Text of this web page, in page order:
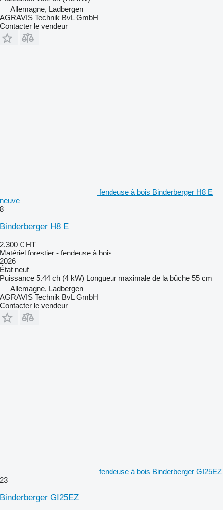
Allemagne, Ladbergen
AGRAVIS Technik BvL GmbH
Contacter le vendeur
fendeuse à bois Binderberger H8 E
neuve
8
Binderberger H8 E
2.300 € HT
Matériel forestier - fendeuse à bois
2026
État neuf
Puissance 5.44 ch (4 kW) Longueur maximale de la bûche 55 cm
Allemagne, Ladbergen
AGRAVIS Technik BvL GmbH
Contacter le vendeur
fendeuse à bois Binderberger GI25EZ
23
Binderberger GI25EZ